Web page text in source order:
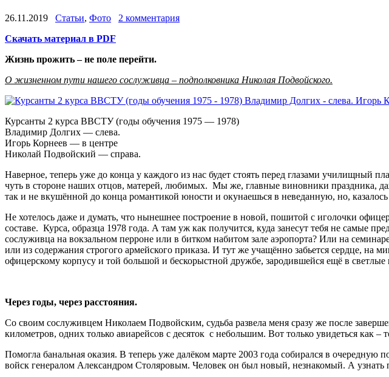
26.11.2019 Статьи, Фото
2 комментария
Скачать материал в PDF
Жизнь прожить – не поле перейти.
О жизненном пути нашего сослуживца – подполковника Николая Подвойского.
Курсанты 2 курса ВВСТУ (годы обучения 1975 — 1978)
Владимир Долгих — слева.
Игорь Корнеев — в центре
Николай Подвойский — справа.
Наверное, теперь уже до конца у каждого из нас будет стоять перед глазами училищный
чуть в стороне наших отцов, матерей, любимых. Мы же, главные виновники праздника,
так и не вкушённой до конца романтикой юности и окунаешься в неведанную, но,
Не хотелось даже и думать, что нынешнее построение в новой, пошитой с иголочки
составе. Курса, образца 1978 года. А там уж как получится, куда занесут тебя не самые
сослуживца на вокзальном перроне или в битком набитом зале аэропорта? Или на
или из содержания строгого армейского приказа. И тут же учащённо забьется сердце,
офицерскому корпусу и той большой и бескорыстной дружбе, зародившейся ещё в светлые
Через годы, через расстояния.
Со своим сослуживцем Николаем Подвойским, судьба развела меня сразу же после
километров, одних только авиарейсов с десяток с небольшим. Вот только увидеться как –
Помогла банальная оказия. В теперь уже далёком марте 2003 года собирался в
войск генералом Александром Столяровым. Человек он был новый, незнакомый. А узнать